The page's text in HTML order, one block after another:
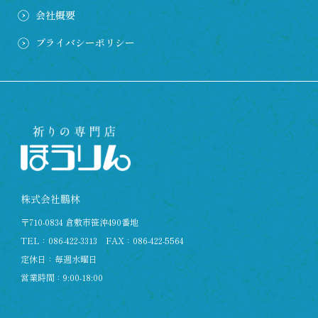
会社概要
プライバシーポリシー
株式会社鵬林
〒710-0834 倉敷市笹沖490番地
TEL： 086-422-3313 FAX：086-422-5564
定休日：毎週水曜日
営業時間：9:00-18:00